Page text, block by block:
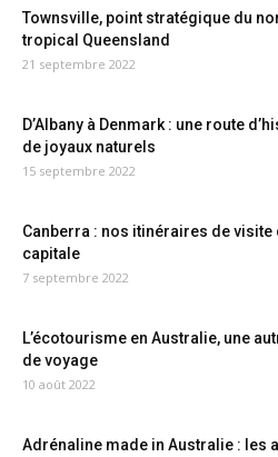
Townsville, point stratégique du
tropical Queensland
21 septembre 2022
D’Albany à Denmark : une route
de joyaux naturels
15 septembre 2022
Canberra : nos itinéraires de visite
capitale
7 septembre 2022
L’écotourisme en Australie, une
de voyage
10 août 2022
Adrénaline made in Australie : les